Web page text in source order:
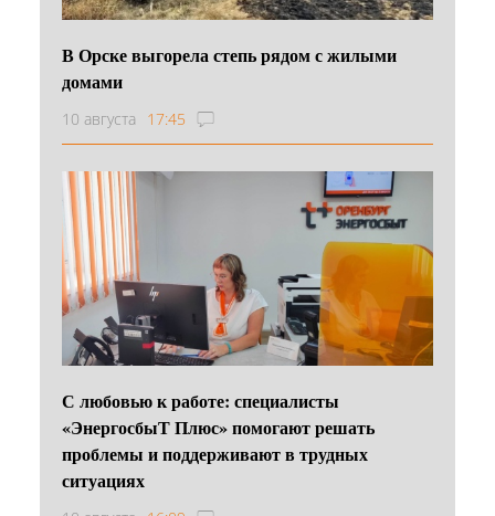
В Орске выгорела степь рядом с жилыми
домами
10 августа 17:45
С любовью к работе: специалисты
«ЭнергосбыТ Плюс» помогают решать
проблемы и поддерживают в трудных
ситуациях